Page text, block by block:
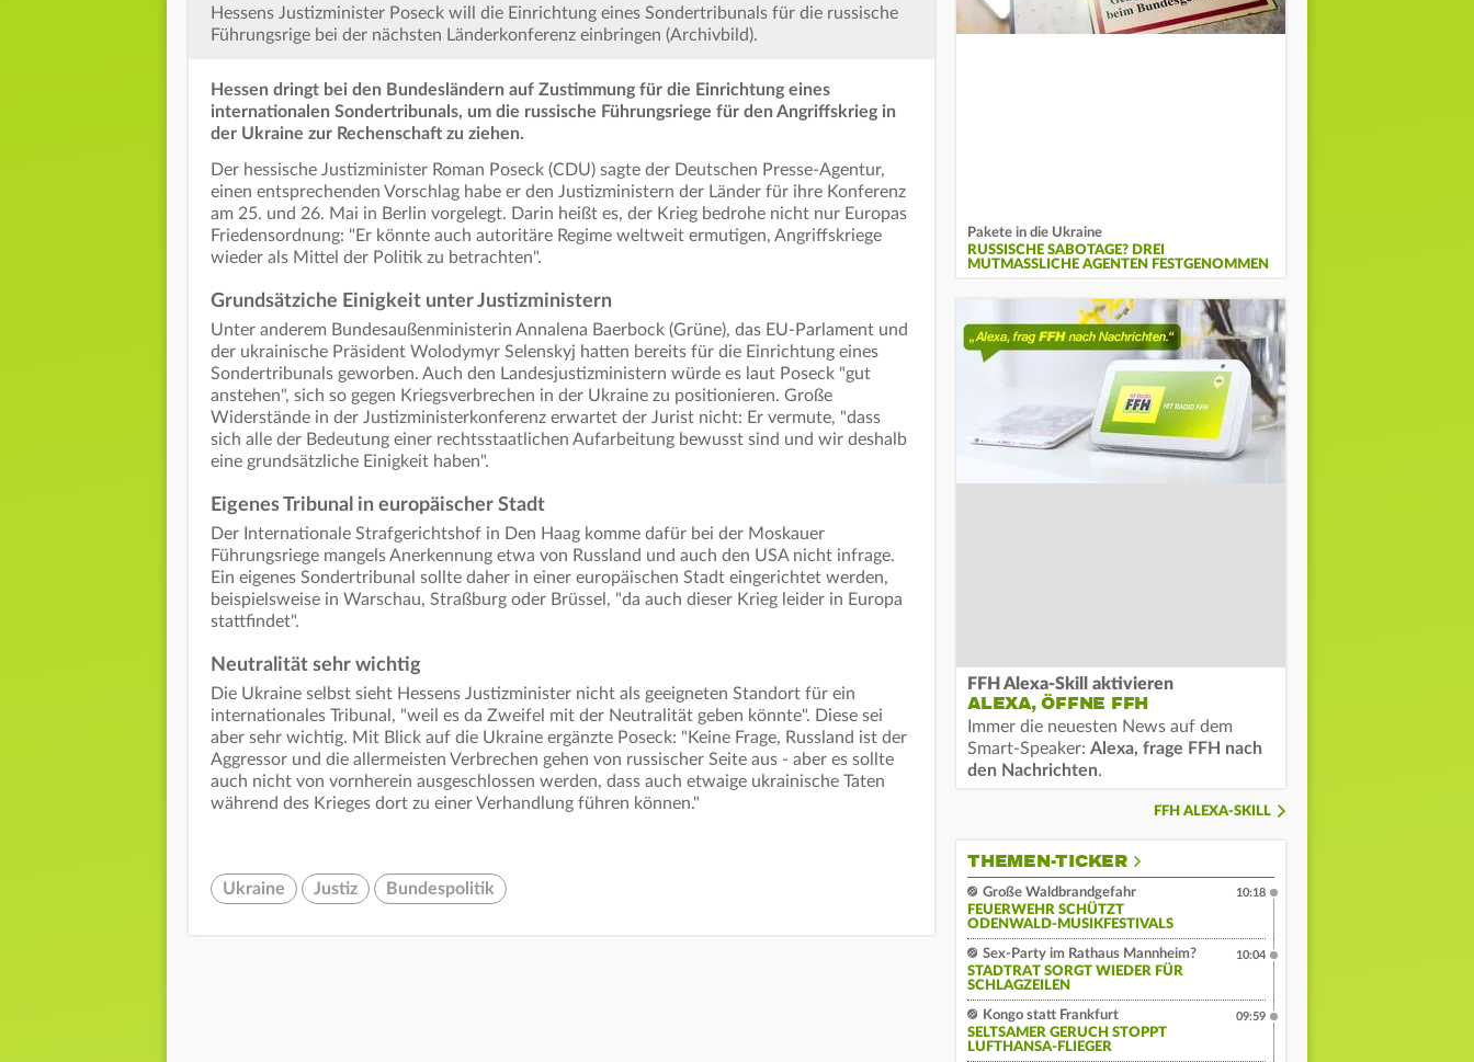
Hessens Justizminister Poseck will die Einrichtung eines Sondertribunals für die russische
Führungsrige bei der nächsten Länderkonferenz einbringen (Archivbild).
Hessen dringt bei den Bundesländern auf Zustimmung für die Einrichtung eines
internationalen Sondertribunals, um die russische Führungsriege für den Angriffskrieg in
der Ukraine zur Rechenschaft zu ziehen.
Der hessische Justizminister Roman Poseck (CDU) sagte der Deutschen Presse-Agentur,
einen entsprechenden Vorschlag habe er den Justizministern der Länder für ihre Konferenz
am 25. und 26. Mai in Berlin vorgelegt. Darin heißt es, der Krieg bedrohe nicht nur Europas
Friedensordnung: "Er könnte auch autoritäre Regime weltweit ermutigen, Angriffskriege
wieder als Mittel der Politik zu betrachten".
Grundsätziche Einigkeit unter Justizministern
Unter anderem Bundesaußenministerin Annalena Baerbock (Grüne), das EU-Parlament und
der ukrainische Präsident Wolodymyr Selenskyj hatten bereits für die Einrichtung eines
Sondertribunals geworben. Auch den Landesjustizministern würde es laut Poseck "gut
anstehen", sich so gegen Kriegsverbrechen in der Ukraine zu positionieren. Große
Widerstände in der Justizministerkonferenz erwartet der Jurist nicht: Er vermute, "dass
sich alle der Bedeutung einer rechtsstaatlichen Aufarbeitung bewusst sind und wir deshalb
eine grundsätzliche Einigkeit haben".
Eigenes Tribunal in europäischer Stadt
Der Internationale Strafgerichtshof in Den Haag komme dafür bei der Moskauer
Führungsriege mangels Anerkennung etwa von Russland und auch den USA nicht infrage.
Ein eigenes Sondertribunal sollte daher in einer europäischen Stadt eingerichtet werden,
beispielsweise in Warschau, Straßburg oder Brüssel, "da auch dieser Krieg leider in Europa
stattfindet".
Neutralität sehr wichtig
Die Ukraine selbst sieht Hessens Justizminister nicht als geeigneten Standort für ein
internationales Tribunal, "weil es da Zweifel mit der Neutralität geben könnte". Diese sei
aber sehr wichtig. Mit Blick auf die Ukraine ergänzte Poseck: "Keine Frage, Russland ist der
Aggressor und die allermeisten Verbrechen gehen von russischer Seite aus - aber es sollte
auch nicht von vornherein ausgeschlossen werden, dass auch etwaige ukrainische Taten
während des Krieges dort zu einer Verhandlung führen können."
Ukraine Justiz Bundespolitik
Pakete in die Ukraine
RUSSISCHE SABOTAGE? DREI
MUTMASSLICHE AGENTEN FESTGENOMMEN
FFH Alexa-Skill aktivieren
ALEXA, ÖFFNE FFH
Immer die neuesten News auf dem
Smart-Speaker: Alexa, frage FFH nach
den Nachrichten.
FFH ALEXA-SKILL
THEMEN-TICKER
Große Waldbrandgefahr
FEUERWEHR SCHÜTZT
ODENWALD-MUSIKFESTIVALS
10:18
Sex-Party im Rathaus Mannheim?
STADTRAT SORGT WIEDER FÜR
SCHLAGZEILEN
10:04
Kongo statt Frankfurt
SELTSAMER GERUCH STOPPT
LUFTHANSA-FLIEGER
09:59